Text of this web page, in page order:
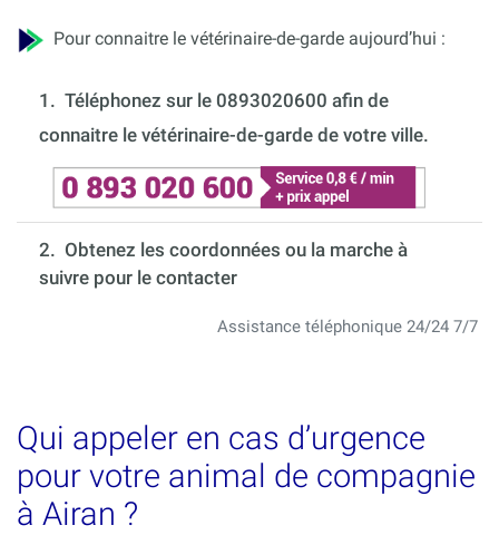
Pour connaitre le vétérinaire-de-garde aujourd’hui :
1. Téléphonez sur le 0893020600 afin de
connaitre le vétérinaire-de-garde de votre ville.
2. Obtenez les coordonnées ou la marche à
suivre pour le contacter
Assistance téléphonique 24/24 7/7
Qui appeler en cas d’urgence
pour votre animal de compagnie
à Airan ?